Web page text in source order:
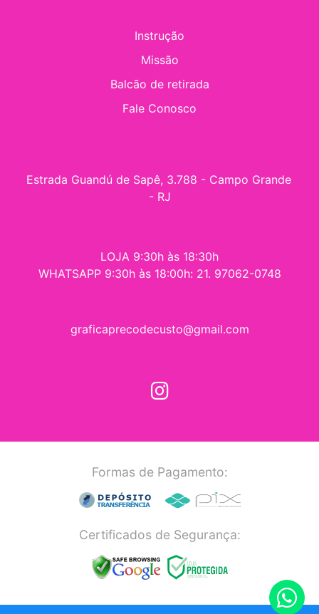
Instrução
Missão
Balcão de retirada
Fale Conosco
Estrada Guandú de Sapê, 3.788 - Campo Grande
- RJ
LOJA 9:30h às 18:30h
WHATSAPP 9:30h às 18:00h: 21. 97062-0748
graficaprecodecusto@gmail.com
Formas de Pagamento:
Certificados de Segurança: